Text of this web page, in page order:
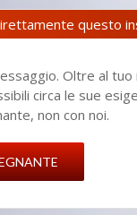
questo
Oltre al
circa le sue
non con noi.